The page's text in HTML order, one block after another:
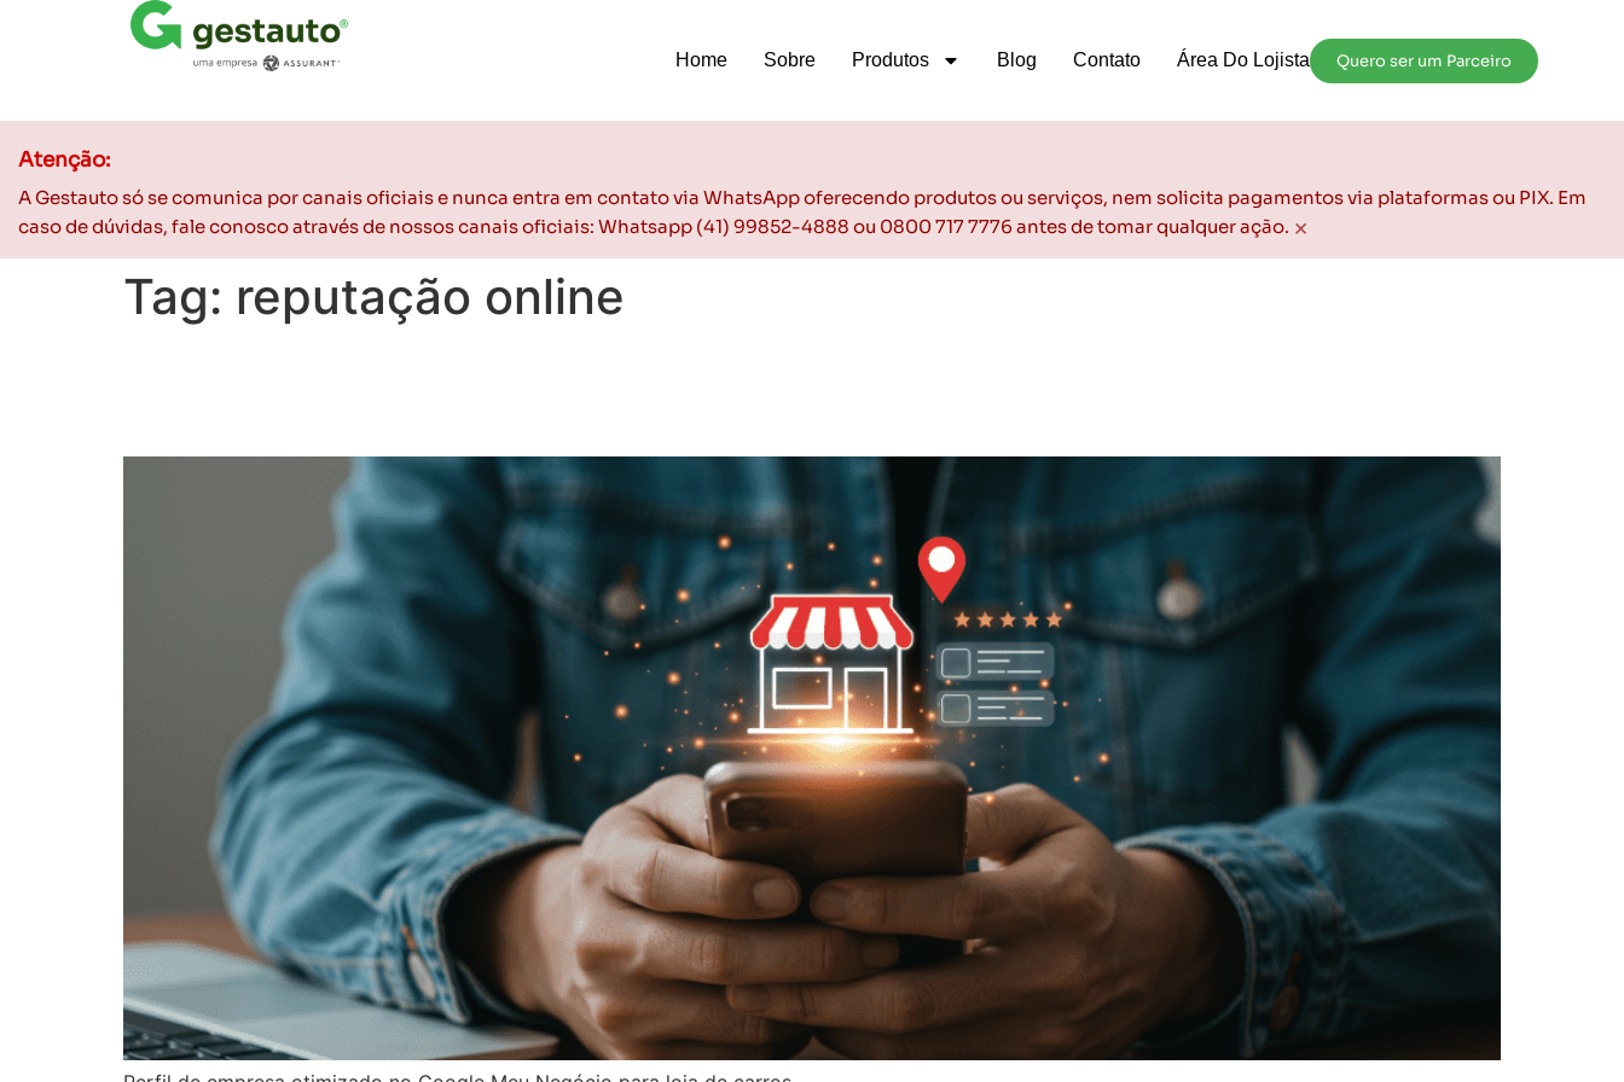
Home Sobre Produtos Blog Contato Área Do Lojista Quero ser um Parceiro
Atenção:
A Gestauto só se comunica por canais oficiais e nunca entra em contato via WhatsApp oferecendo produtos ou serviços, nem solicita pagamentos via plataformas ou PIX. Em
caso de dúvidas, fale conosco através de nossos canais oficiais: Whatsapp (41) 99852-4888 ou 0800 717 7776 antes de tomar qualquer ação. ×
Tag: reputação online